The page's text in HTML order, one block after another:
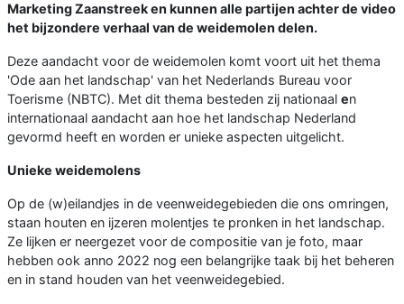
Marketing Zaanstreek en kunnen alle partijen achter de video
het bijzondere verhaal van de weidemolen delen.
Deze aandacht voor de weidemolen komt voort uit het thema
'Ode aan het landschap' van het Nederlands Bureau voor
Toerisme (NBTC). Met dit thema besteden zij nationaal en
internationaal aandacht aan hoe het landschap Nederland
gevormd heeft en worden er unieke aspecten uitgelicht.
Unieke weidemolens
Op de (w)eilandjes in de veenweidegebieden die ons omringen,
staan houten en ijzeren molentjes te pronken in het landschap.
Ze lijken er neergezet voor de compositie van je foto, maar
hebben ook anno 2022 nog een belangrijke taak bij het beheren
en in stand houden van het veenweidegebied.